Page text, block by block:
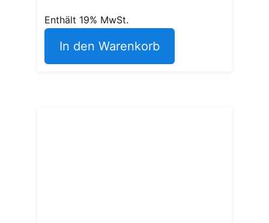
Enthält 19% MwSt.
In den Warenkorb